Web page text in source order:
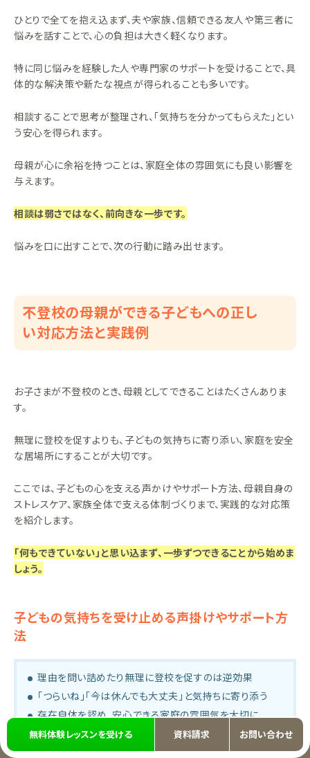
ひとりで全てを抱え込まず、夫や家族、信頼できる友人や第三者に
悩みを話すことで、心の負担は大きく軽くなります。
特に同じ悩みを経験した人や専門家のサポートを受けることで、具
体的な解決策や新たな視点が得られることも多いです。
相談することで思考が整理され、「気持ちを分かってもらえた」とい
う安心を得られます。
母親が心に余裕を持つことは、家庭全体の雰囲気にも良い影響を
与えます。
相談は弱さではなく、前向きな一歩です。
悩みを口に出すことで、次の行動に踏み出せます。
不登校の母親ができる子どもへの正し
い対応方法と実践例
お子さまが不登校のとき、母親としてできることはたくさんありま
す。
無理に登校を促すよりも、子どもの気持ちに寄り添い、家庭を安全
な居場所にすることが大切です。
ここでは、子どもの心を支える声かけやサポート方法、母親自身の
ストレスケア、家族全体で支える体制づくりまで、実践的な対応策
を紹介します。
「何もできていない」と思い込まず、一歩ずつできることから始めま
しょう。
子どもの気持ちを受け止める声掛けやサポート方
法
理由を問い詰めたり無理に登校を促すのは逆効果
「つらいね」「今は休んでも大丈夫」と気持ちに寄り添う
存在自体を認め、安心できる家庭の雰囲気を大切に
無料体験レッスンを受ける 資料請求 お問い合わせ